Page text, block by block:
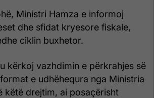
Ministri Hamza e informoj
dhe sfidat kryesore fiskale,
ciklin buxhetor.
kërkoj vazhdimin e përkrahjes së
e udhëhequra nga Ministria
këtë drejtim, ai posaçërisht